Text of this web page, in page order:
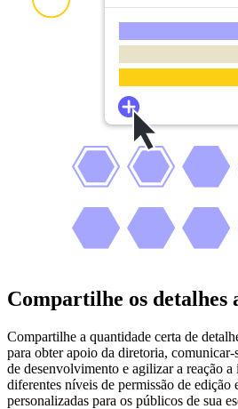
Compartilhe os detalhes
Compartilhe a quantidade certa de
para obter apoio da diretoria, comunicar-
de desenvolvimento e agilizar a reação a
diferentes níveis de permissão de edição
personalizadas para os públicos de sua